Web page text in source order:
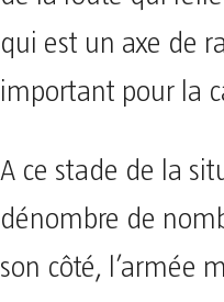
qui est un axe de
important pour la
A ce stade de la
dénombre de
son côté, l’armée